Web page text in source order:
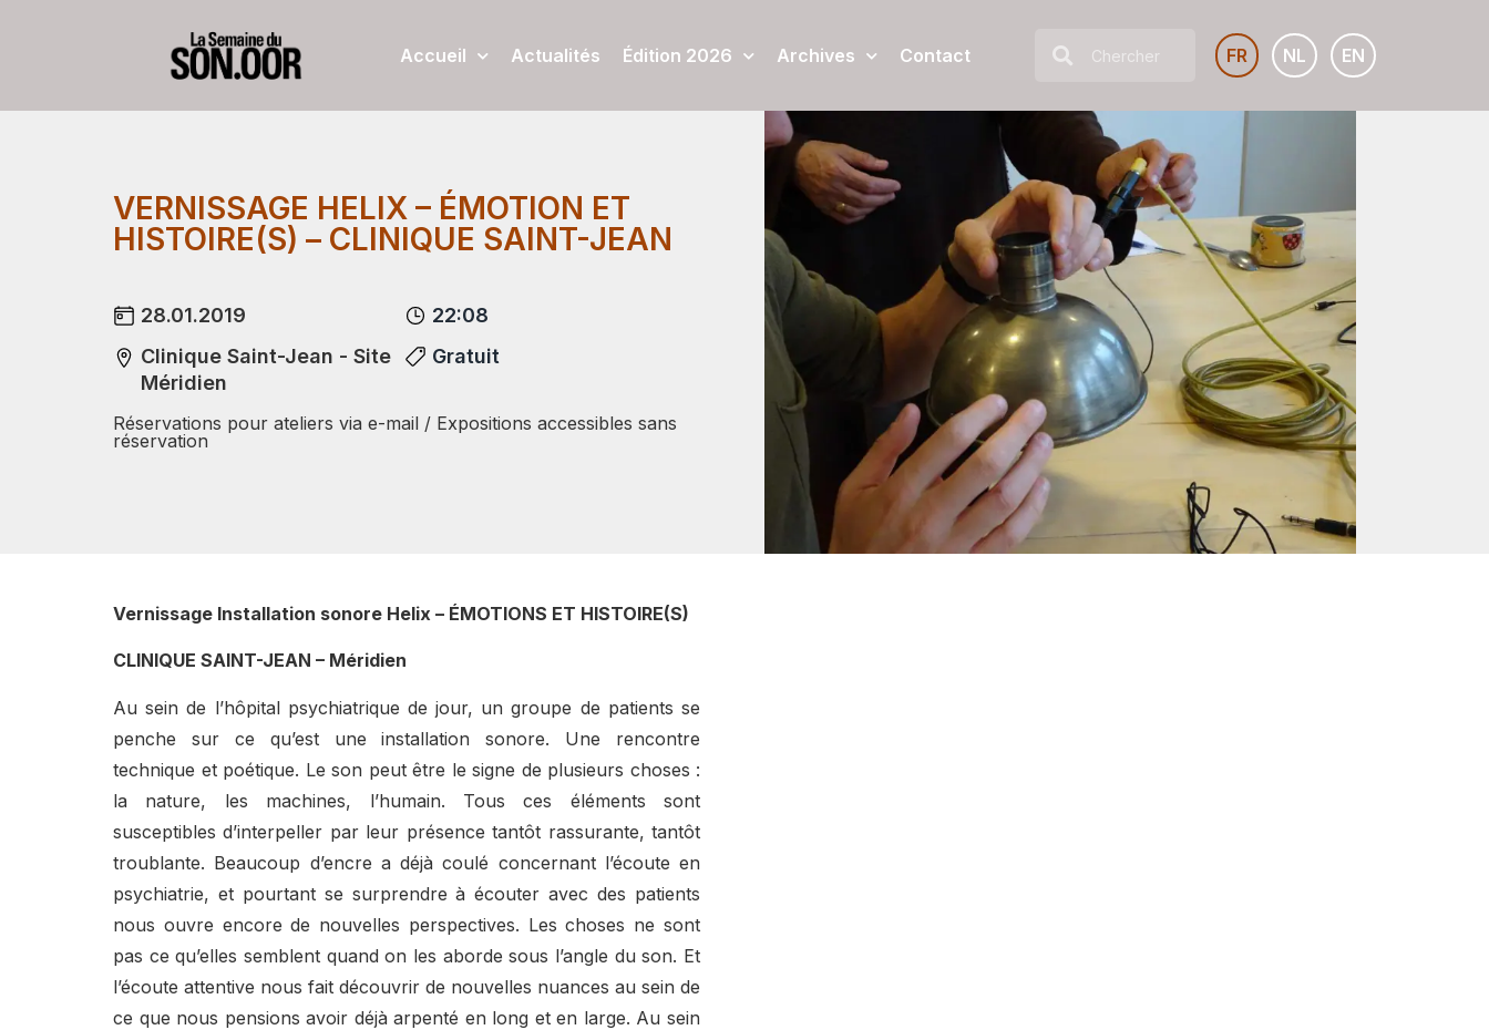
Accueil Actualités Édition 2026 Archives Contact FR NL EN
VERNISSAGE HELIX – ÉMOTION ET
HISTOIRE(S) – CLINIQUE SAINT-JEAN
28.01.2019
Clinique Saint-Jean - Site
Méridien
22:08
Gratuit
Réservations pour ateliers via e-mail / Expositions accessibles sans
réservation
Vernissage Installation sonore Helix – ÉMOTIONS ET HISTOIRE(S)
CLINIQUE SAINT-JEAN – Méridien
Au sein de l’hôpital psychiatrique de jour, un groupe de patients se
penche sur ce qu’est une installation sonore. Une rencontre
technique et poétique. Le son peut être le signe de plusieurs choses :
la nature, les machines, l’humain. Tous ces éléments sont
susceptibles d’interpeller par leur présence tantôt rassurante, tantôt
troublante. Beaucoup d’encre a déjà coulé concernant l’écoute en
psychiatrie, et pourtant se surprendre à écouter avec des patients
nous ouvre encore de nouvelles perspectives. Les choses ne sont
pas ce qu’elles semblent quand on les aborde sous l’angle du son. Et
l’écoute attentive nous fait découvrir de nouvelles nuances au sein de
ce que nous pensions avoir déjà arpenté en long et en large. Au sein